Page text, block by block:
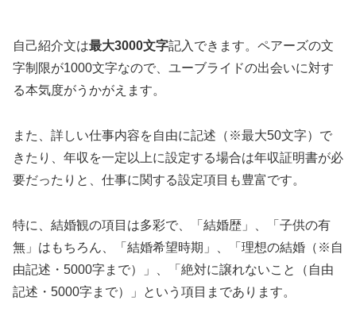
自己紹介文は最大3000文字記入できます。ペアーズの文
字制限が1000文字なので、ユーブライドの出会いに対す
る本気度がうかがえます。
また、詳しい仕事内容を自由に記述（※最大50文字）で
きたり、年収を一定以上に設定する場合は年収証明書が必
要だったりと、仕事に関する設定項目も豊富です。
特に、結婚観の項目は多彩で、「結婚歴」、「子供の有
無」はもちろん、「結婚希望時期」、「理想の結婚（※自
由記述・5000字まで）」、「絶対に譲れないこと（自由
記述・5000字まで）」という項目まであります。